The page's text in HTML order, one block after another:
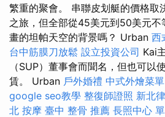
繁重的聚會。 串聯皮划艇的價格取
之旅，但全部從45美元到50美元不
畫的坦帕天空的背景嗎？ Urban 西
台中筋膜刀放鬆 設立投資公司 Kai
（SUP）董事會而聞名，但也可以
賃。 Urban 戶外婚禮 中式外燴菜單
google seo教學 整復師證照 新北
北 按摩 臺中 整骨 推薦 長照中心